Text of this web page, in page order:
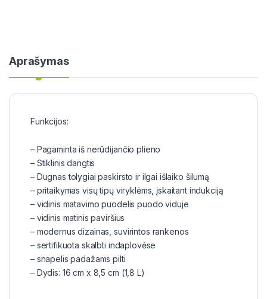
Aprašymas
Funkcijos:
– Pagaminta iš nerūdijančio plieno
– Stiklinis dangtis
– Dugnas tolygiai paskirsto ir ilgai išlaiko šilumą
– pritaikymas visų tipų viryklėms, įskaitant indukciją
– vidinis matavimo puodelis puodo viduje
– vidinis matinis paviršius
– modernus dizainas, suvirintos rankenos
– sertifikuota skalbti indaplovėse
– snapelis padažams pilti
– Dydis: 16 cm x 8,5 cm (1,8 L)